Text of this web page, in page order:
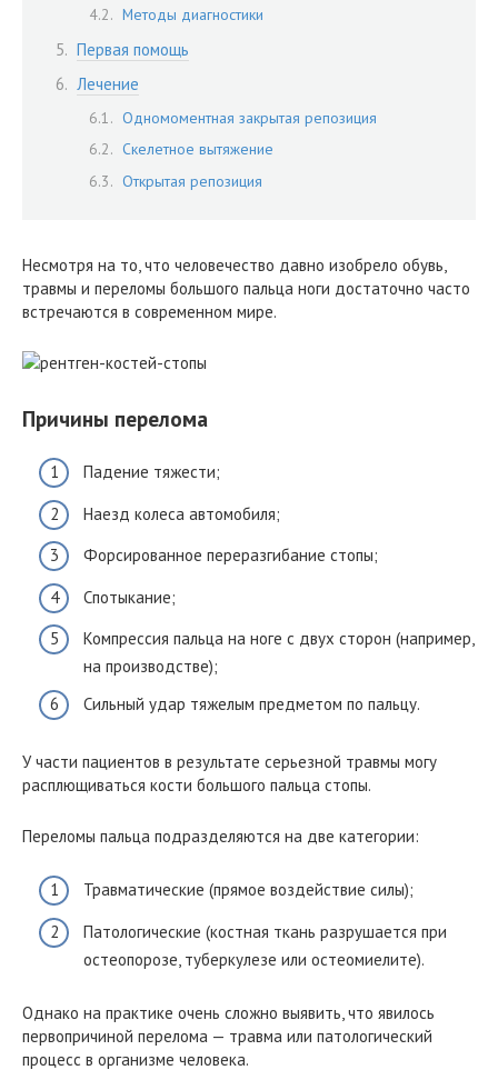
Методы диагностики
Первая помощь
Лечение
Одномоментная закрытая репозиция
Скелетное вытяжение
Открытая репозиция
Несмотря на то, что человечество давно изобрело обувь,
травмы и переломы большого пальца ноги достаточно часто
встречаются в современном мире.
Причины перелома
Падение тяжести;
Наезд колеса автомобиля;
Форсированное переразгибание стопы;
Спотыкание;
Компрессия пальца на ноге с двух сторон (например,
на производстве);
Сильный удар тяжелым предметом по пальцу.
У части пациентов в результате серьезной травмы могу
расплющиваться кости большого пальца стопы.
Переломы пальца подразделяются на две категории:
Травматические (прямое воздействие силы);
Патологические (костная ткань разрушается при
остеопорозе, туберкулезе или остеомиелите).
Однако на практике очень сложно выявить, что явилось
первопричиной перелома — травма или патологический
процесс в организме человека.